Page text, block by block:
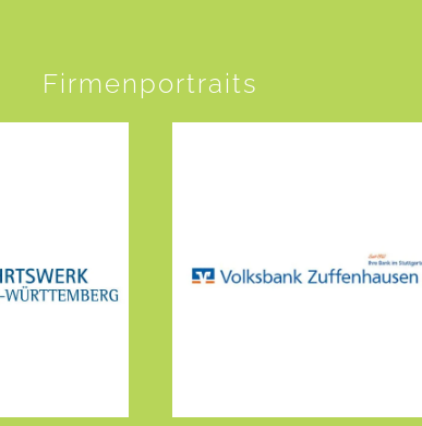
Firmenportraits